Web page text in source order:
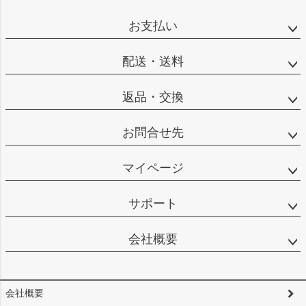
お支払い
配送・送料
返品・交換
お問合せ先
マイページ
サポート
会社概要
会社概要